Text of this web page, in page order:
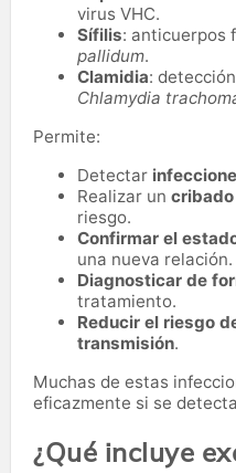
virus VHC.
Sífilis: anticuerpos
pallidum.
Clamidia:
Chlamydia
Permite:
Detectar
Realizar un
riesgo.
Confirmar el
una nueva relación.
Diagnosticar de
tratamiento.
Reducir el riesgo
transmisión.
Muchas de estas
eficazmente si se
¿Qué incluye